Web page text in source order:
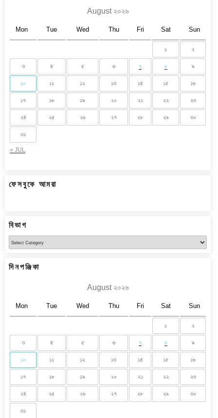
August ২০২৬
Mon Tue Wed Thu Fri Sat Sun
« JUL
১ ২
৩ ৪ ৫ ৬ ৭ ৮ ৯
১০ ১১ ১২ ১৩ ১৪ ১৫ ১৬
১৭ ১৮ ১৯ ২০ ২১ ২২ ২৩
২৪ ২৫ ২৬ ২৭ ২৮ ২৯ ৩০
৩১
ফেসবুকে আমরা
বিভাগ
বিভাগ
দিনপঞ্জিকা
August ২০২৬
Mon Tue Wed Thu Fri Sat Sun
১ ২
৩ ৪ ৫ ৬ ৭ ৮ ৯
১০ ১১ ১২ ১৩ ১৪ ১৫ ১৬
১৭ ১৮ ১৯ ২০ ২১ ২২ ২৩
২৪ ২৫ ২৬ ২৭ ২৮ ২৯ ৩০
৩১